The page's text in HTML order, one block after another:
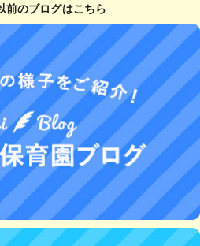
前のブログはこちら